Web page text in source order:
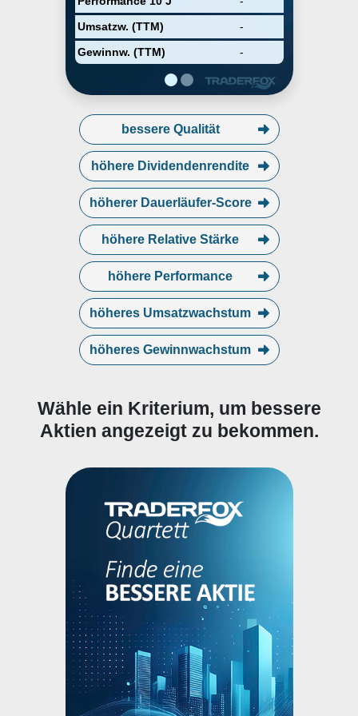
Umsatzw. (TTM)
-
Gewinnw. (TTM)
-
and storage solutions
technologies required for the
transmission, distribution,
conversion, storage, and
orchestration of electricity from
point of generation to point of
consumption. The Company was
headquartered in Cambridge,
Massachusetts.
bessere Qualität
höhere Dividendenrendite
höherer Dauerläufer-Score
höhere Relative Stärke
höhere Performance
höheres Umsatzwachstum
höheres Gewinnwachstum
Wähle ein Kriterium, um bessere
Aktien angezeigt zu bekommen.